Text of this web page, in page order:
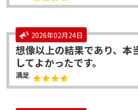
2026年02月24日
想像以上の結果であり、本
してよかったです。
満足